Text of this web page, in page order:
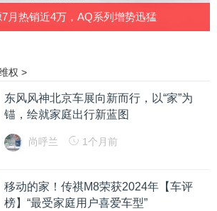
月热销近4万，AQ系列增势迅猛
权 >
东风风神北京车展向新而行，以“家”为
锚，绘就家庭出行新蓝图
尚呼兰 1个月前
移动的家！传祺M8荣获2024年【车评
榜】“最受家庭用户喜爱车型”